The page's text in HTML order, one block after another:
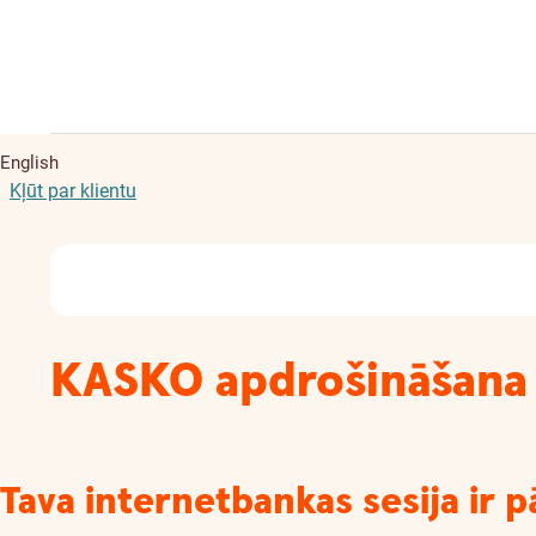
English
Kļūt par klientu
KASKO apdrošināšana
Tava internetbankas sesija ir